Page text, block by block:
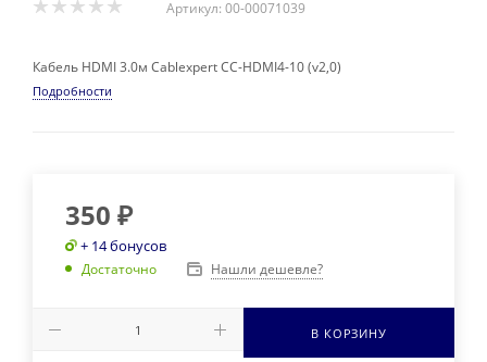
Артикул: 00-00071039
Кабель HDMI 3.0м Cablexpert CC-HDMI4-10 (v2,0)
Подробности
350 ₽
+ 14 бонусов
Достаточно Нашли дешевле?
В КОРЗИНУ